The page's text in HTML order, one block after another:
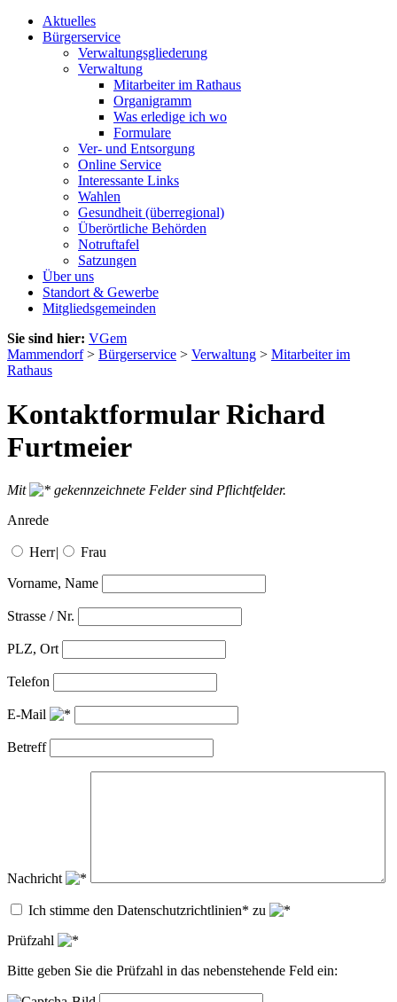
Aktuelles
Bürgerservice
Verwaltungsgliederung
Verwaltung
Mitarbeiter im Rathaus
Organigramm
Was erledige ich wo
Formulare
Ver- und Entsorgung
Online Service
Interessante Links
Wahlen
Gesundheit (überregional)
Überörtliche Behörden
Notruftafel
Satzungen
Über uns
Standort & Gewerbe
Mitgliedsgemeinden
Sie sind hier: VGem
Mammendorf> Bürgerservice > Verwaltung > Mitarbeiter im
Rathaus
Kontaktformular Richard
Furtmeier
Mit
gekennzeichnete Felder sind Pflichtfelder.
Anrede
Herr| Frau
Vorname, Name
Strasse / Nr.
PLZ, Ort
Telefon
E-Mail
Betreff
Nachricht
Ich stimme den Datenschutzrichtlinien* zu
Prüfzahl
Bitte geben Sie die Prüfzahl in das nebenstehende Feld ein: